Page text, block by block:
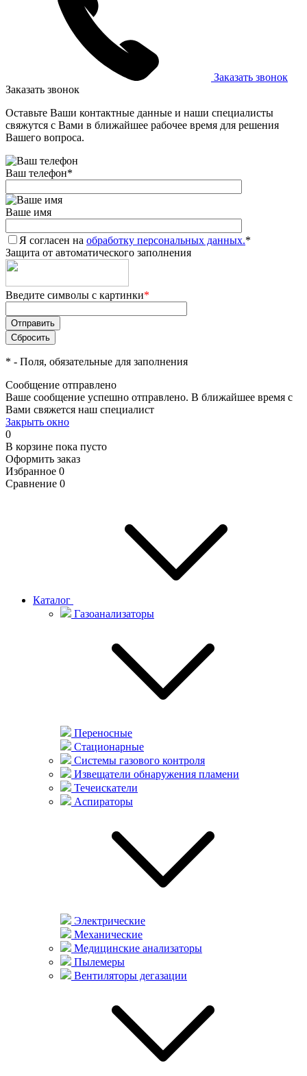
Заказать звонок
Заказать звонок
Оставьте Ваши контактные данные и наши специалисты
свяжутся с Вами в ближайшее рабочее время для решения
Вашего вопроса.
Ваш телефон*
Ваше имя
Я согласен на обработку персональных данных.*
Защита от автоматического заполнения
Введите символы с картинки*
* - Поля, обязательные для заполнения
Сообщение отправлено
Ваше сообщение успешно отправлено. В ближайшее время с
Вами свяжется наш специалист
Закрыть окно
0
В корзине пока пусто
Оформить заказ
Избранное 0
Сравнение 0
Каталог
Газоанализаторы
Переносные
Стационарные
Системы газового контроля
Извещатели обнаружения пламени
Течеискатели
Аспираторы
Электрические
Механические
Медицинские анализаторы
Пылемеры
Вентиляторы дегазации